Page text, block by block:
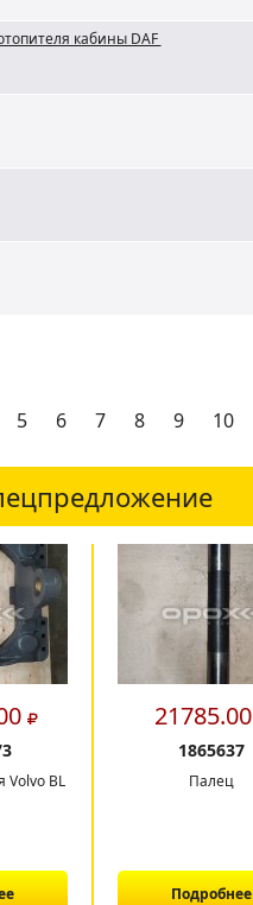
кабины DAF
5 6 7 8 9 10
Volvo BL
21785.00
1865637
Палец
Подробнее